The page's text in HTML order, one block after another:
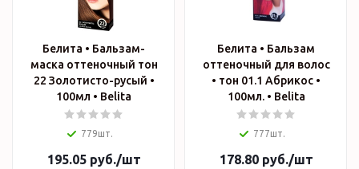
Белита • Бальзам-
маска оттеночный тон
22 Золотисто-русый •
100мл • Belita
779шт.
195.05руб./шт
Белита • Бальзам
оттеночный для волос
• тон 01.1 Абрикос •
100мл. • Belita
777шт.
178.80руб./шт